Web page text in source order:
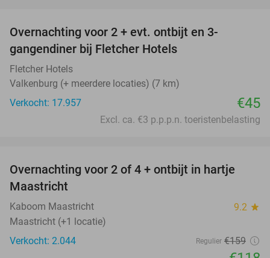
Overnachting voor 2 + evt. ontbijt en 3-
gangendiner bij Fletcher Hotels
Fletcher Hotels
Valkenburg (+ meerdere locaties) (7 km)
Verkocht: 17.957
€45
Excl. ca. €3 p.p.p.n. toeristenbelasting
26%
Overnachting voor 2 of 4 + ontbijt in hartje
Maastricht
Kaboom Maastricht 9.2 star
Maastricht (+1 locatie)
Verkocht: 2.044
Regulier €159